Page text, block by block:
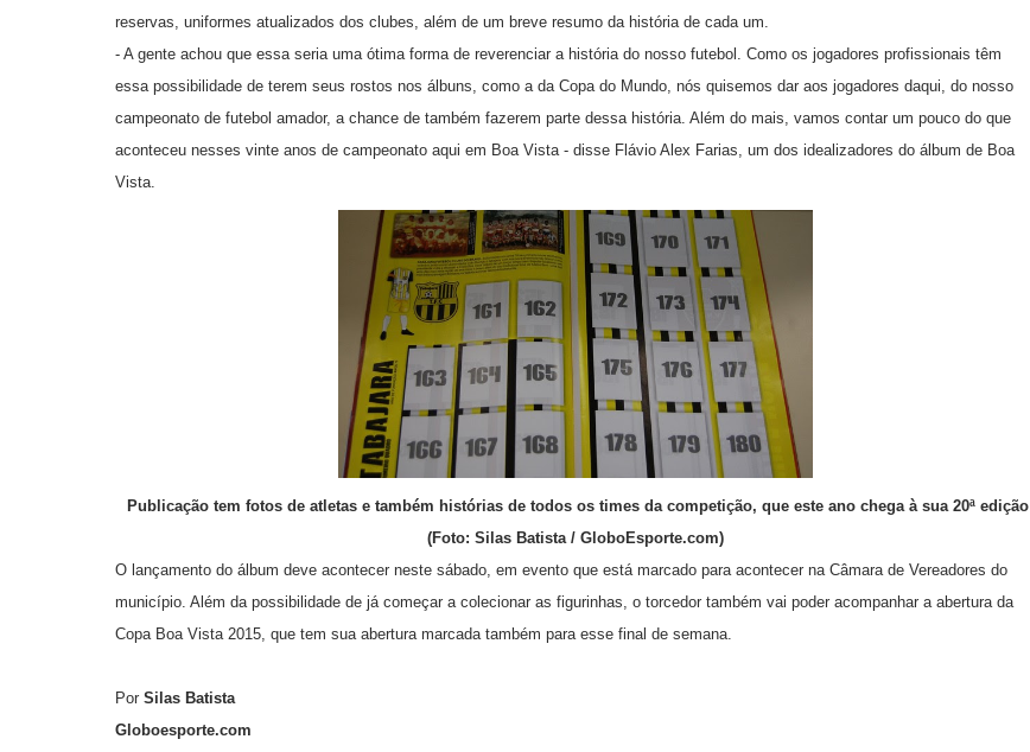
reservas, uniformes atualizados dos clubes, além de um breve resumo da história de cada um.
- A gente achou que essa seria uma ótima forma de reverenciar a história do nosso futebol. Como os jogadores profissionais têm
essa possibilidade de terem seus rostos nos álbuns, como a da Copa do Mundo, nós quisemos dar aos jogadores daqui, do nosso
campeonato de futebol amador, a chance de também fazerem parte dessa história. Além do mais, vamos contar um pouco do que
aconteceu nesses vinte anos de campeonato aqui em Boa Vista - disse Flávio Alex Farias, um dos idealizadores do álbum de Boa
Vista.
Publicação tem fotos de atletas e também histórias de todos os times da competição, que este ano chega à sua 20ª edição
(Foto: Silas Batista / GloboEsporte.com)
O lançamento do álbum deve acontecer neste sábado, em evento que está marcado para acontecer na Câmara de Vereadores do
município. Além da possibilidade de já começar a colecionar as figurinhas, o torcedor também vai poder acompanhar a abertura da
Copa Boa Vista 2015, que tem sua abertura marcada também para esse final de semana.
Por Silas Batista
Globoesporte.com